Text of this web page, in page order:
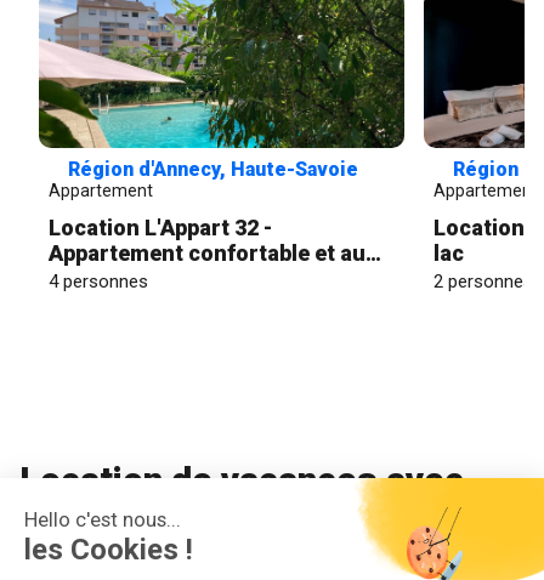
Hello c'est nous...
les Cookies !
Région d'Annecy, Haute-Savoie
Appartement
Location L'Appart 32 -
Appartement confortable et au
calme
4 personnes
Région
Appartement
Location
lac
2 personnes
Location de vacances avec
Jardin